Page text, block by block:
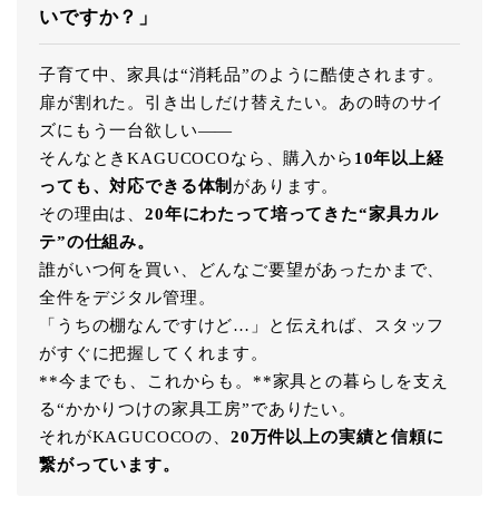
いですか？」
子育て中、家具は“消耗品”のように酷使されます。
扉が割れた。引き出しだけ替えたい。あの時のサイ
ズにもう一台欲しい――
そんなときKAGUCOCOなら、購入から 10年以上経
っても、対応できる体制 があります。
その理由は、20年にわたって培ってきた“家具カル
テ”の仕組み。
誰がいつ何を買い、どんなご要望があったかまで、
全件をデジタル管理。
「うちの棚なんですけど…」と伝えれば、スタッフ
がすぐに把握してくれます。
**今までも、これからも。**家具との暮らしを支え
る“かかりつけの家具工房”でありたい。
それがKAGUCOCOの、 20万件以上の実績と信頼に
繋がっています。